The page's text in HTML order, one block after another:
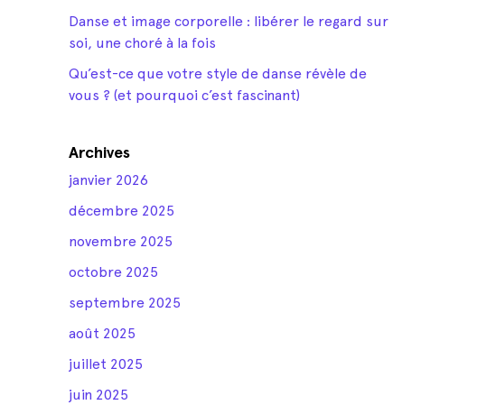
Danse et image corporelle : libérer le regard sur
soi, une choré à la fois
Qu’est-ce que votre style de danse révèle de
vous ? (et pourquoi c’est fascinant)
Archives
janvier 2026
décembre 2025
novembre 2025
octobre 2025
septembre 2025
août 2025
juillet 2025
juin 2025